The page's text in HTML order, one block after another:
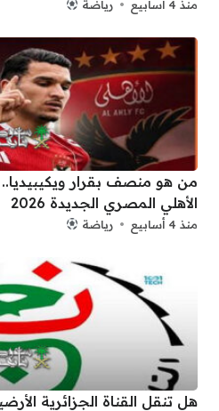
منذ 4 أسابيع رياضة
من هو منصف بقرار ويكيبيديا..
الأهلي المصري الجديدة 2026
منذ 4 أسابيع رياضة
هل تنقل القناة الجزائرية